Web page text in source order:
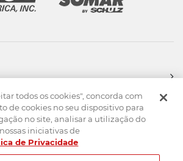
todos os cookies", concorda com
de cookies no seu dispositivo para
no site, analisar a utilização do
iniciativas de
de Privacidade